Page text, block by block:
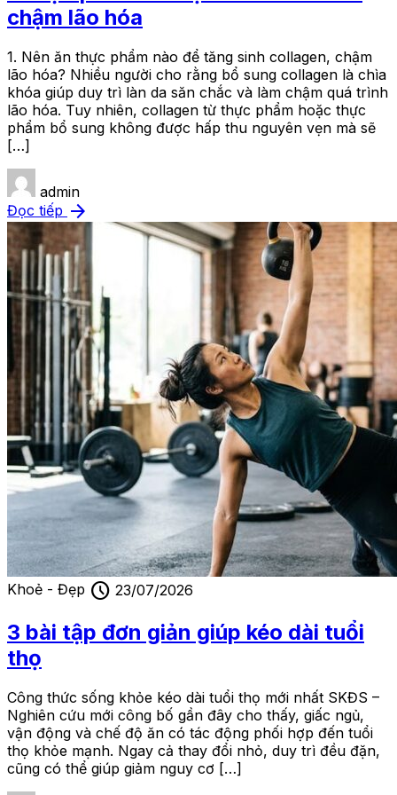
chậm lão hóa
1. Nên ăn thực phẩm nào để tăng sinh collagen, chậm
lão hóa? Nhiều người cho rằng bổ sung collagen là chìa
khóa giúp duy trì làn da săn chắc và làm chậm quá trình
lão hóa. Tuy nhiên, collagen từ thực phẩm hoặc thực
phẩm bổ sung không được hấp thu nguyên vẹn mà sẽ
[…]
admin
Đọc tiếp arrow_forward
Khoẻ - Đẹp schedule 23/07/2026
3 bài tập đơn giản giúp kéo dài tuổi
thọ
Công thức sống khỏe kéo dài tuổi thọ mới nhất SKĐS –
Nghiên cứu mới công bố gần đây cho thấy, giấc ngủ,
vận động và chế độ ăn có tác động phối hợp đến tuổi
thọ khỏe mạnh. Ngay cả thay đổi nhỏ, duy trì đều đặn,
cũng có thể giúp giảm nguy cơ […]